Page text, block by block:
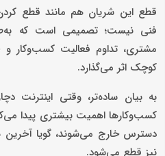
قطع این شریان هم مانند قطع
فنی نیست؛ تصمیمی است که
مشتری، تداوم فعالیت کسب‌وکار
کوچک اثر می‌گذارد.
به بیان ساده‌تر، وقتی اینترنت
کسب‌وکارها اهمیت بیشتری پیدا
دسترس خارج می‌شوند، گویا
نیز قطع می‌شود.